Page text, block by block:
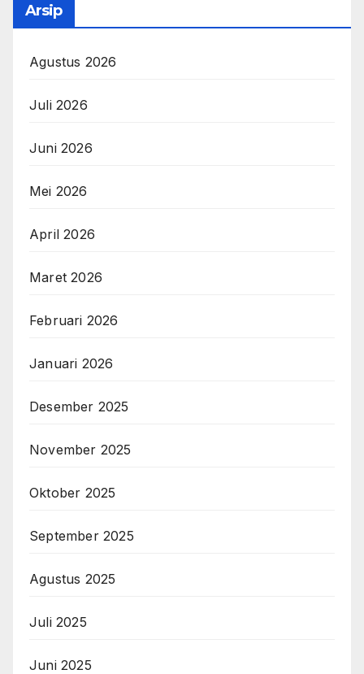
Arsip
Agustus 2026
Juli 2026
Juni 2026
Mei 2026
April 2026
Maret 2026
Februari 2026
Januari 2026
Desember 2025
November 2025
Oktober 2025
September 2025
Agustus 2025
Juli 2025
Juni 2025